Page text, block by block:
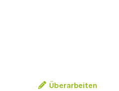
Überarbeiten